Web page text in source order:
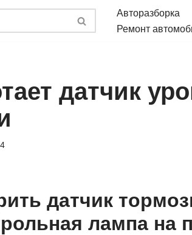
Авторазборка
Ремонт
датчик
датчик
лампа на